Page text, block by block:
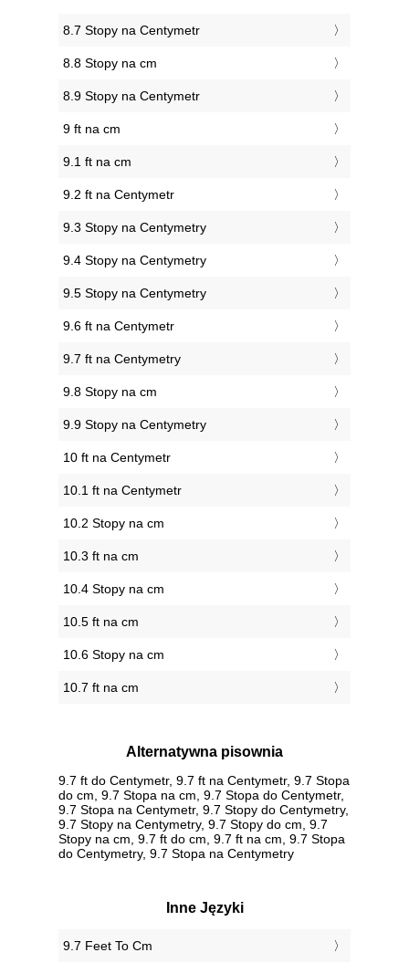
8.7 Stopy na Centymetr
8.8 Stopy na cm
8.9 Stopy na Centymetr
9 ft na cm
9.1 ft na cm
9.2 ft na Centymetr
9.3 Stopy na Centymetry
9.4 Stopy na Centymetry
9.5 Stopy na Centymetry
9.6 ft na Centymetr
9.7 ft na Centymetry
9.8 Stopy na cm
9.9 Stopy na Centymetry
10 ft na Centymetr
10.1 ft na Centymetr
10.2 Stopy na cm
10.3 ft na cm
10.4 Stopy na cm
10.5 ft na cm
10.6 Stopy na cm
10.7 ft na cm
Alternatywna pisownia
9.7 ft do Centymetr, 9.7 ft na Centymetr, 9.7 Stopa
do cm, 9.7 Stopa na cm, 9.7 Stopa do Centymetr,
9.7 Stopa na Centymetr, 9.7 Stopy do Centymetry,
9.7 Stopy na Centymetry, 9.7 Stopy do cm, 9.7
Stopy na cm, 9.7 ft do cm, 9.7 ft na cm, 9.7 Stopa
do Centymetry, 9.7 Stopa na Centymetry
Inne Języki
‎9.7 Feet To Cm